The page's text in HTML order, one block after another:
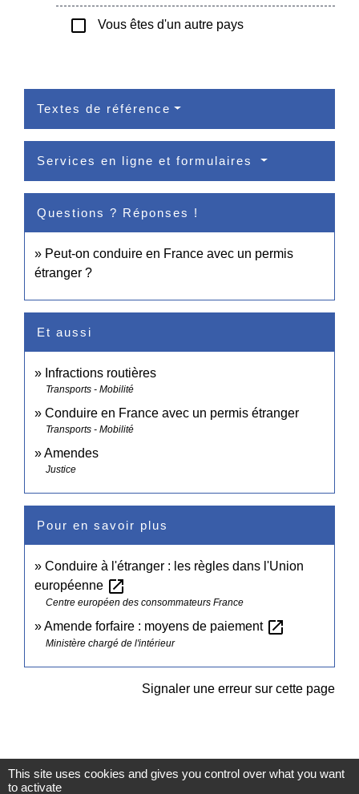
check_box_outline_blank Vous êtes d'un autre pays
Textes de référence
Services en ligne et formulaires
Questions ? Réponses !
Peut-on conduire en France avec un permis
étranger ?
Et aussi
Infractions routières
Transports - Mobilité
Conduire en France avec un permis étranger
Transports - Mobilité
Amendes
Justice
Pour en savoir plus
Conduire à l'étranger : les règles dans l'Union
européenne open_in_new
Centre européen des consommateurs France
Amende forfaire : moyens de paiement open_in_new
Ministère chargé de l'intérieur
Signaler une erreur sur cette page
This site uses cookies and gives you control over what you want
to activate